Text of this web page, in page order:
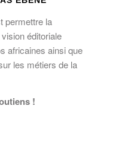
permettre la
éditoriale
africaines ainsi que
les métiers de la
!